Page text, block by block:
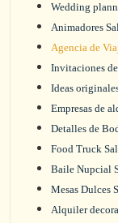
Wedding
Animadores
Agencia de
Invitaciones
Ideas
Empresas de
Detalles de
Food Truck
Baile Nupcial
Mesas Dulces
Alquiler